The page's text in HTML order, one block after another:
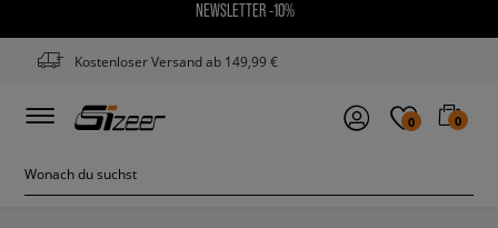
NEWSLETTER -10%
Kostenloser Versand ab 149,99 €
0 0